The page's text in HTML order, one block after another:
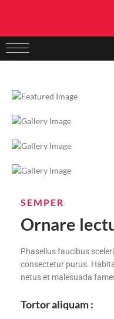
SEMPER
Ornare
Phasellus faucibus
consectetur purus.
netus et malesuada
Tortor aliquam :